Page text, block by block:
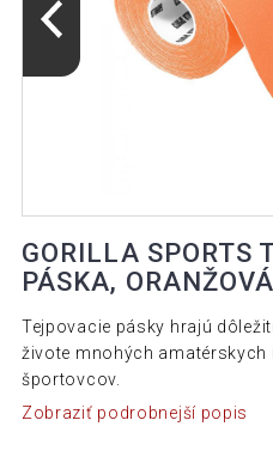
GORILLA SPORTS
PÁSKA,
Tejpovacie pásky hrajú
živote mnohých
športovcov.
Zobraziť podrobnejší popis